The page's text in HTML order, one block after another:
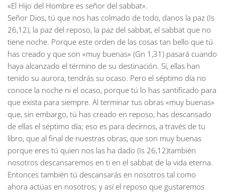
«El Hijo del Hombre es señor del sabbat».
Señor Dios, tú que nos has colmado de todo, danos la paz (Is
26,12), la paz del reposo, la paz del sabbat, el sabbat que no
tiene noche. Porque este orden de las cosas tan bello que tú
has creado y que son «muy buenas» (Gn 1,31) pasará cuando
haya alcanzado el término de su destinación. Sí, ellas han
tenido su aurora, tendrás su ocaso. Pero el séptimo día no
conoce la noche ni el ocaso, porque tú lo has santificado para
que exista para siempre. Al terminar tus obras «muy buenas»
que, sin embargo, tú has creado en reposo, has descansado
de ellas el séptimo día; eso es para decirnos, a través de tu
libro, que al final de nuestras obras, que son muy buenas
porque eres tú quien nos las ha dado (Is 26,12)también
nosotros descansaremos en ti en el sabbat de la vida eterna.
Entonces también tú descansarás en nosotros tal como
ahora actúas en nosotros; y así el reposo que gustaremos